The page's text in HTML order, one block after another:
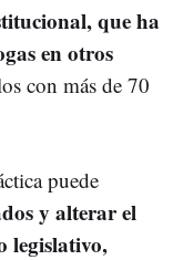
que ha
en otros
con más de 70
puede
y alterar el
legislativo,